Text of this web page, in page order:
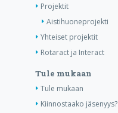
Projektit
Aistihuoneprojekti
Yhteiset projektit
Rotaract ja Interact
Tule mukaan
Tule mukaan
Kiinnostaako jäsenyys?